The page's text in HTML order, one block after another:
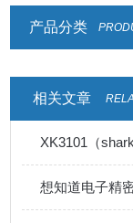
产品分类
相关文章
XK3101（
想知道电子精